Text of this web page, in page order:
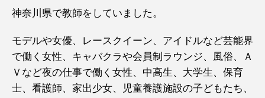
神奈川県で教師をしていました。
モデルや女優、レースクイーン、アイドルなど芸能界
で働く女性、キャバクラや会員制ラウンジ、風俗、Ａ
Ｖなど夜の仕事で働く女性、中高生、大学生、保育
士、看護師、家出少女、児童養護施設の子どもたち、